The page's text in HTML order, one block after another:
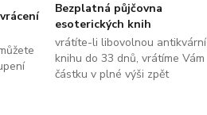
Bezplatná půjčovna
esoterických knih
vrátíte-li libovolnou antikvární
knihu do 33 dnů, vrátíme Vám
částku v plné výši zpět